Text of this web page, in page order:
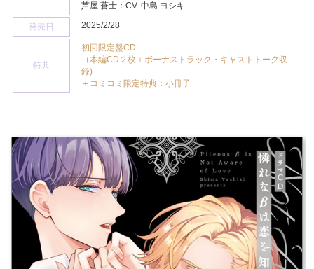
芦屋 蒼士：CV. 中島 ヨシキ
発売日 2025/2/28
特典
初回限定盤CD
（本編CD２枚＋ボーナストラック・キャストトーク収
録)
＋コミコミ限定特典：小冊子